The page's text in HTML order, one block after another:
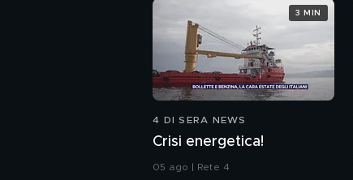
4 DI SERA NEWS
Crisi energetica!
05 ago | Rete 4
3 MIN